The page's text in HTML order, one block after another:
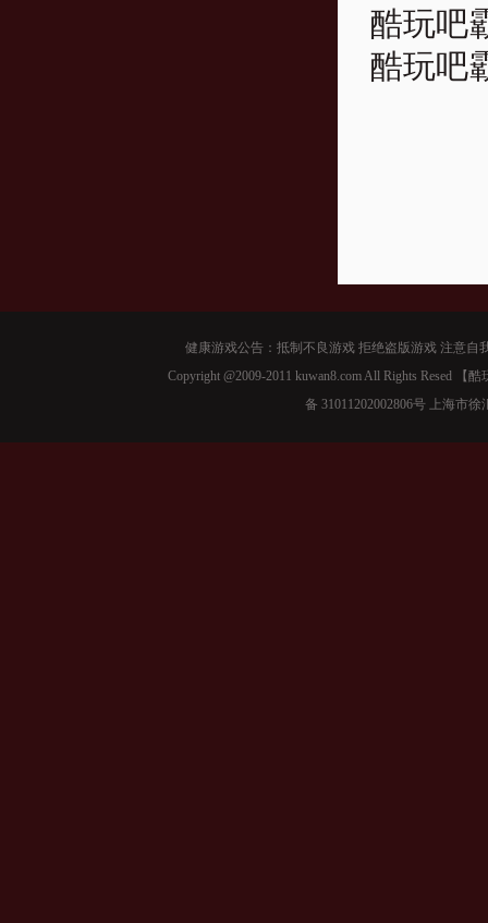
酷玩吧
酷玩吧
健康游戏公告：抵制不良游戏 拒绝盗版游戏 注意
Copyright @2009-2011 kuwan8.com All Rights Resed
备 31011202002806号 上海市